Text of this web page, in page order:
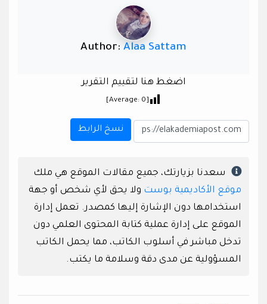
Author: Alaa Sattam
اضغط هنا لتقييم التقرير
[Average:
0
]
نسخ الرابط
سعدنا بزيارتك، جميع مقالات الموقع هي ملك
موقع الأكاديمية بوست ولا يحق لأي شخص أو جهة
استخدامها دون الإشارة إليها كمصدر. تعمل إدارة
الموقع على إدارة عملية كتابة المحتوى العلمي دون
تدخل مباشر في أسلوب الكاتب، مما يحمل الكاتب
المسؤولية عن مدى دقة وسلامة ما يكتب.